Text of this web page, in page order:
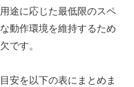
途に応じた最低限のスペ
動作環境を維持するため
です。
安を以下の表にまとめま